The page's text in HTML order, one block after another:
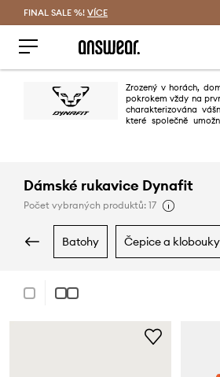
FINAL SALE %! VÍCE
Zrozený v horách,
pokrokem vždy na
charakterizována
které společně
Dámské rukavice Dynafit
Počet vybraných produktů: 17
batohy čepice a klobouky